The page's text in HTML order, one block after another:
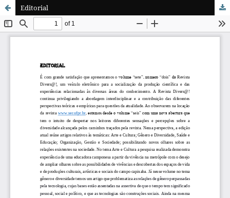
Editorial